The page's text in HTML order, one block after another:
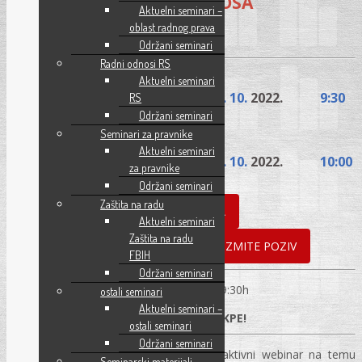
Interaktivni webinar 11. 10. 2022. 9:30
17. 10.2022. 10:00
ONLINE PRIJAVA
PRIJAVNI OBRAZAC PREUZMITE POZIV
Početak webinara u 9:30h
Webinari se boduju sa 7 BODOVA KPE!
REC d.o.o. organizuje jednodnevni interaktivni webinar na temu
Aktuelni seminari –
oblast radnog prava
Održani seminari
Radni odnosi RS
Aktuelni seminari
RS
Održani seminari
Seminari za pravnike
Aktuelni seminari
za pravnike
Održani seminari
Zaštita na radu
Aktuelni seminari
Zaštita na radu
FBIH
Održani seminari
ostali seminari
Aktuelni seminari –
ostali seminari
Održani seminari